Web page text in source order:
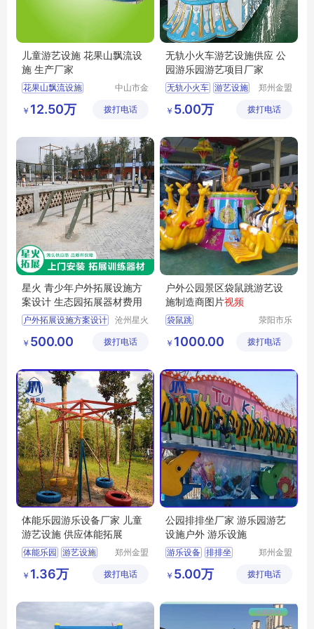
儿童游艺设施 花果山飘流设
施 生产厂家
花果山飘流设施
中山市金
备有限公
￥ 12.50万 拨打电话
无轨小火车游艺设施供应 公
园游乐园游艺项目厂家
无轨小火车 游艺设施
郑州金盟
有限公司
￥ 5.00万 拨打电话
星火 青少年户外拓展设施方
案设计 生态园拓展器材费用
户外拓展设施方案设计
团建娱乐项目
小区健身器械
沧州星火
有限公司
￥ 500.00 拨打电话
户外公园景区袋鼠跳游艺设
施制造商图片视频
袋鼠跳
袋鼠跳制造商
袋鼠跳视频
荥阳市乐
备厂
￥ 1000.00 拨打电话
体能乐园游乐设备厂家 儿童
游艺设施 供应体能拓展
体能乐园 游艺设施
郑州金盟
有限公司
￥ 1.36万 拨打电话
公园排排坐厂家 游乐园游艺
设施户外 游乐设施
游乐设备 排排坐
郑州金盟
有限公司
￥ 5.00万 拨打电话